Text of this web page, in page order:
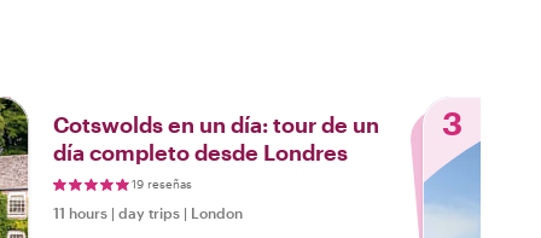
Cotswolds en un día: tour de un
día completo desde Londres
19 reseñas
11 hours | day trips | London
3